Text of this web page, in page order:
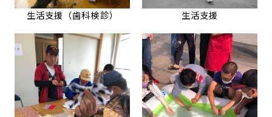
生活支援（歯科検診） 生活支援